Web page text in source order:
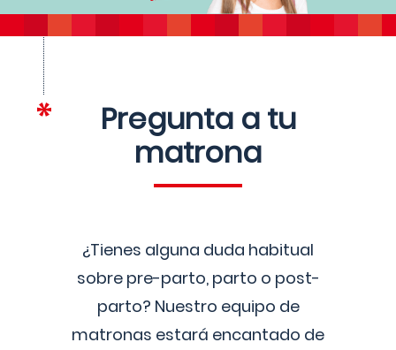
Pregunta a tu
matrona
¿Tienes alguna duda habitual
sobre pre-parto, parto o post-
parto? Nuestro equipo de
matronas estará encantado de